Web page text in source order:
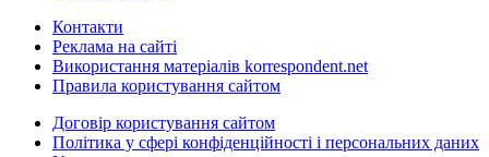
Контакти
Реклама на сайті
Використання матеріалів korrespondent.net
Правила користування сайтом
Договір користування сайтом
Політика у сфері конфіденційності і персональних даних